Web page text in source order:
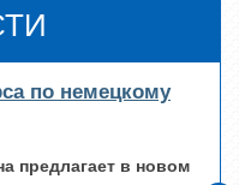
по немецкому
предлагает в новом